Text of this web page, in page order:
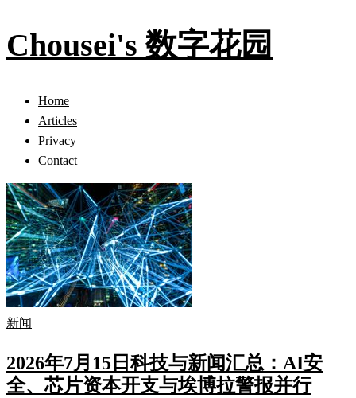
Chousei's 数字花园
Home
Articles
Privacy
Contact
新闻
2026年7月15日科技与新闻汇总：AI安
全、芯片资本开支与埃博拉警报并行